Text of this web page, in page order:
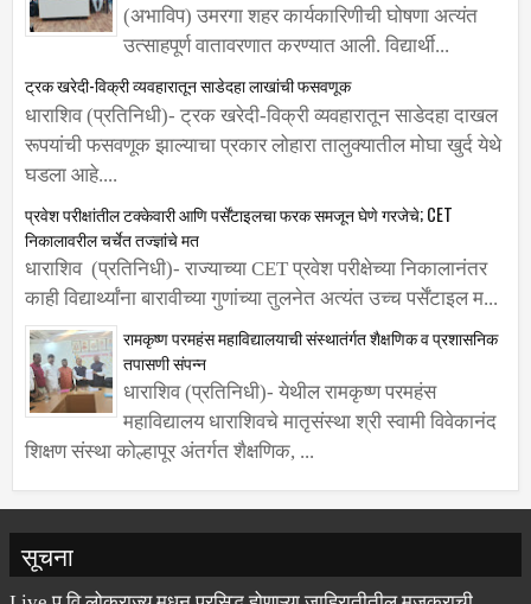
(अभाविप) उमरगा शहर कार्यकारिणीची घोषणा अत्यंत
उत्साहपूर्ण वातावरणात करण्यात आली. विद्यार्थी...
ट्रक खरेदी-विक्री व्यवहारातून साडेदहा लाखांची फसवणूक
धाराशिव (प्रतिनिधी)- ट्रक खरेदी-विक्री व्यवहारातून साडेदहा दाखल
रूपयांची फसवणूक झाल्याचा प्रकार लोहारा तालुक्यातील मोघा खुर्द येथे
घडला आहे....
प्रवेश परीक्षांतील टक्केवारी आणि पर्सेंटाइलचा फरक समजून घेणे गरजेचे; CET
निकालावरील चर्चेत तज्ज्ञांचे मत
धाराशिव (प्रतिनिधी)- राज्याच्या CET प्रवेश परीक्षेच्या निकालानंतर
काही विद्यार्थ्यांना बारावीच्या गुणांच्या तुलनेत अत्यंत उच्च पर्सेंटाइल म...
रामकृष्ण परमहंस महाविद्यालयाची संस्थातंर्गत शैक्षणिक व प्रशासनिक
तपासणी संपन्न
धाराशिव (प्रतिनिधी)- येथील रामकृष्ण परमहंस
महाविद्यालय धाराशिवचे मातृसंस्था श्री स्वामी विवेकानंद
शिक्षण संस्था कोल्हापूर अंतर्गत शैक्षणिक, ...
सूचना